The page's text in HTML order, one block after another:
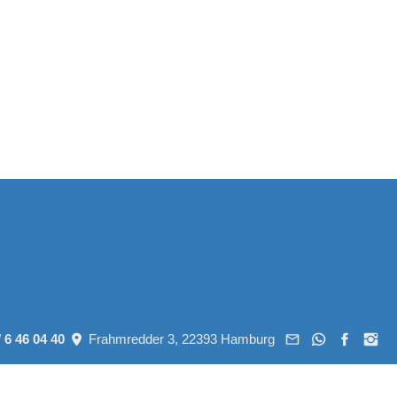
46 04 40 Frahmredder 3, 22393 Hamburg